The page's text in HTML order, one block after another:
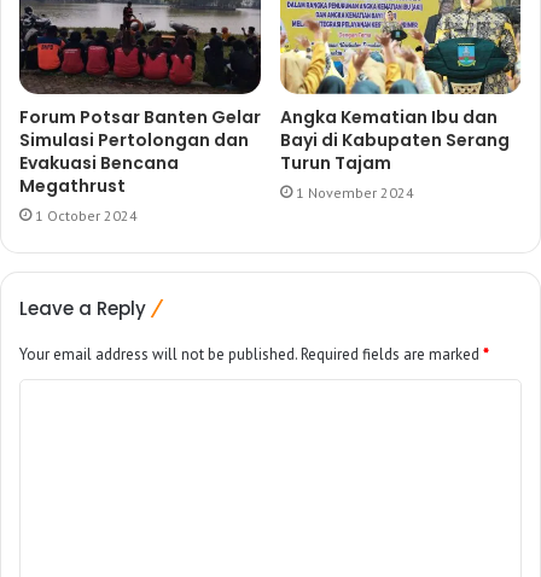
Forum Potsar Banten Gelar
Simulasi Pertolongan dan
Evakuasi Bencana
Megathrust
1 October 2024
Angka Kematian Ibu dan
Bayi di Kabupaten Serang
Turun Tajam
1 November 2024
Leave a Reply
Your email address will not be published.Required fields are marked *